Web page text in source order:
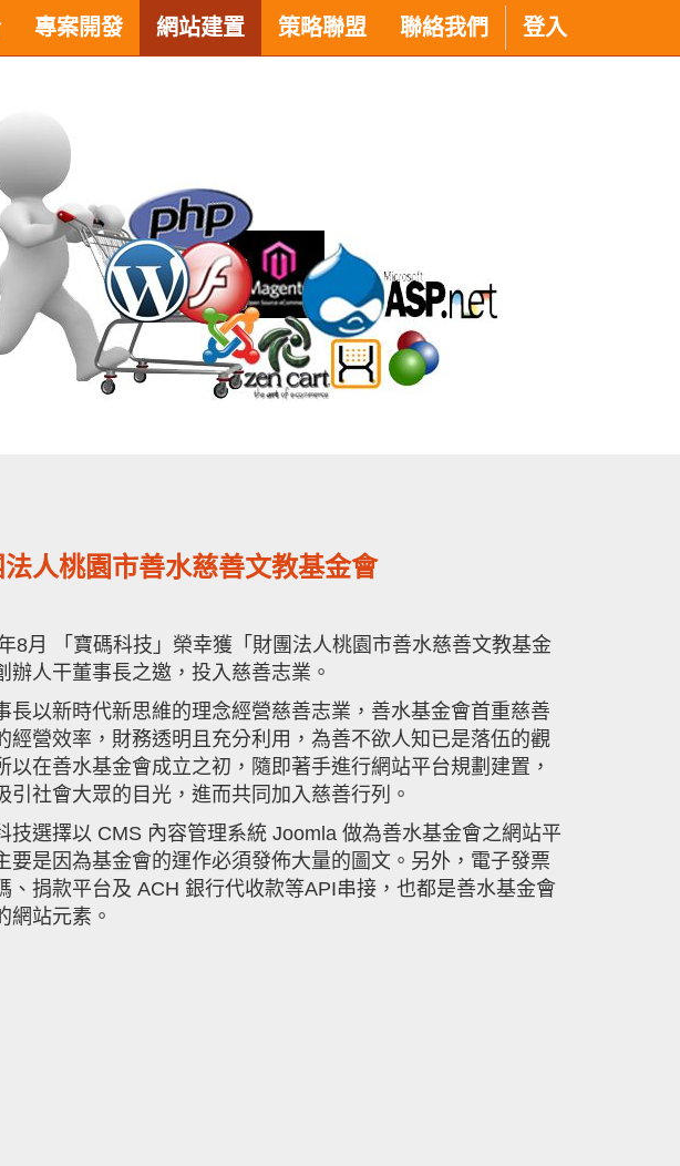
專案開發 網站建置 策略聯盟 聯絡我們 登入
法人桃園市善水慈善文教基金會
8月 「寶碼科技」榮幸獲「財團法人桃園市善水慈善文教基金
辦人干董事長之邀，投入慈善志業。
長以新時代新思維的理念經營慈善志業，善水基金會首重慈善
經營效率，財務透明且充分利用，為善不欲人知已是落伍的觀
以在善水基金會成立之初，隨即著手進行網站平台規劃建置，
引社會大眾的目光，進而共同加入慈善行列。
技選擇以 CMS 內容管理系統 Joomla 做為善水基金會之網站平
要是因為基金會的運作必須發佈大量的圖文。另外，電子發票
、捐款平台及 ACH 銀行代收款等API串接，也都是善水基金會
網站元素。